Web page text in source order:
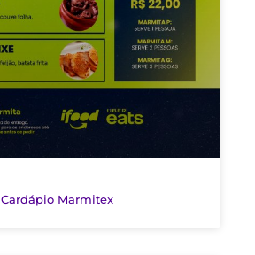
Cardápio Marmitex